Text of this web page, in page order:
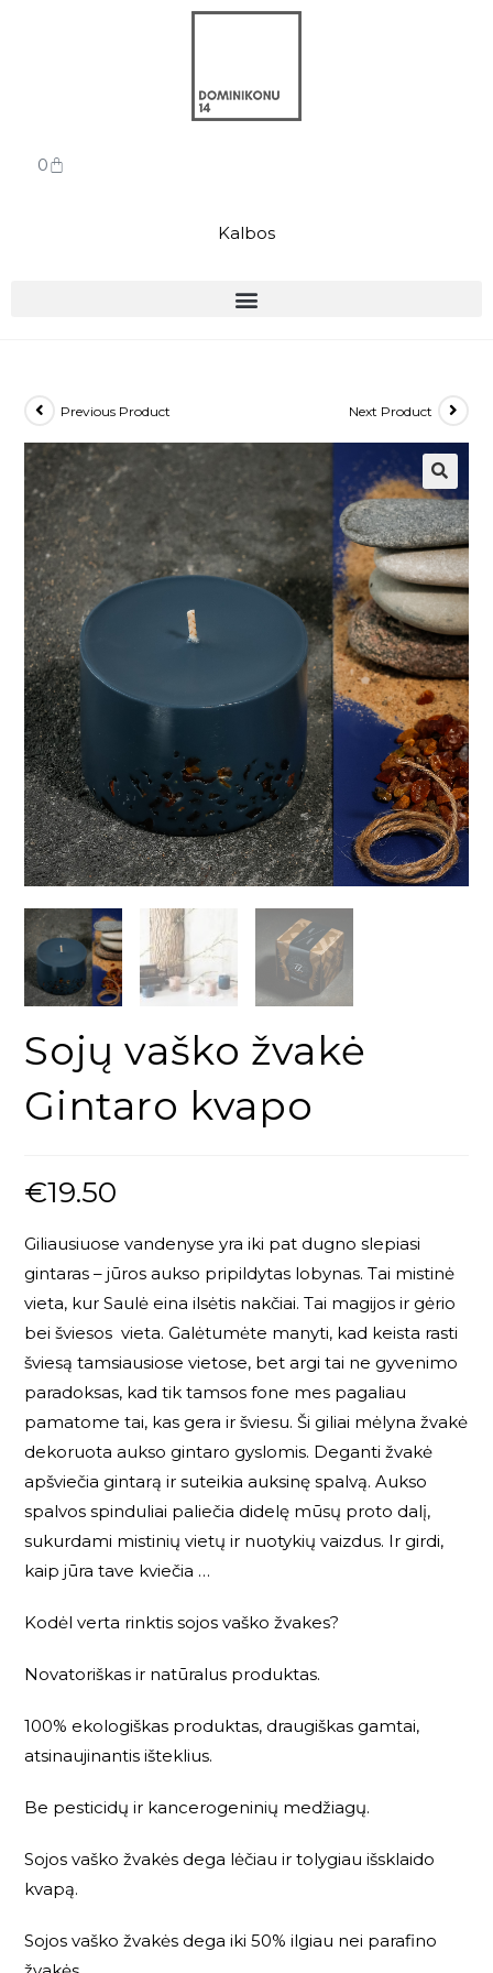
0
Kalbos
Previous Product Next Product
Sojų vaško žvakė
Gintaro kvapo
€19.50
Giliausiuose vandenyse yra iki pat dugno slepiasi
gintaras – jūros aukso pripildytas lobynas. Tai mistinė
vieta, kur Saulė eina ilsėtis nakčiai. Tai magijos ir gėrio
bei šviesos vieta. Galėtumėte manyti, kad keista rasti
šviesą tamsiausiose vietose, bet argi tai ne gyvenimo
paradoksas, kad tik tamsos fone mes pagaliau
pamatome tai, kas gera ir šviesu. Ši giliai mėlyna žvakė
dekoruota aukso gintaro gyslomis. Deganti žvakė
apšviečia gintarą ir suteikia auksinę spalvą. Aukso
spalvos spinduliai paliečia didelę mūsų proto dalį,
sukurdami mistinių vietų ir nuotykių vaizdus. Ir girdi,
kaip jūra tave kviečia …
Kodėl verta rinktis sojos vaško žvakes?
Novatoriškas ir natūralus produktas.
100% ekologiškas produktas, draugiškas gamtai,
atsinaujinantis išteklius.
Be pesticidų ir kancerogeninių medžiagų.
Sojos vaško žvakės dega lėčiau ir tolygiau išsklaido
kvapą.
Sojos vaško žvakės dega iki 50% ilgiau nei parafino